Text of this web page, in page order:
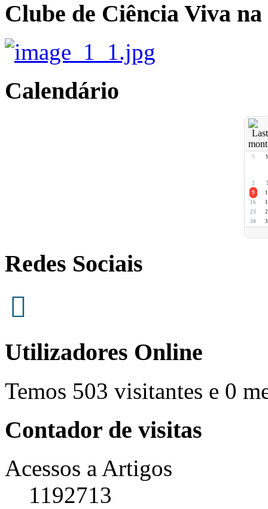
Clube de Ciência Viva
Calendário
S
2
9
16
23
30
Redes Sociais
Utilizadores Online
Temos 503 visitantes e 0
Contador de visitas
Acessos a Artigos
1192713